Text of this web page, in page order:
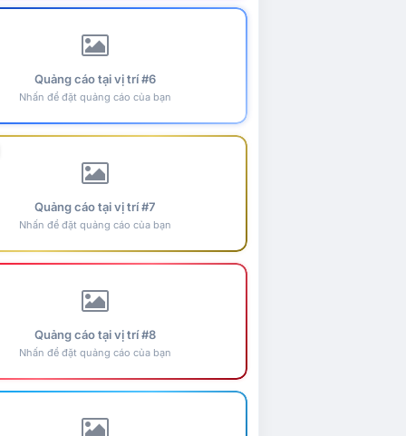
Quảng cáo tại vị trí #6
Nhấn để đặt quảng cáo của bạn
Quảng cáo tại vị trí #7
Nhấn để đặt quảng cáo của bạn
Quảng cáo tại vị trí #8
Nhấn để đặt quảng cáo của bạn